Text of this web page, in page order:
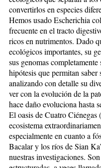
convertirlos en especies
Hemos usado Escherichia
frecuente en el tracto
ricos en nutrimentos. Dado
ecológicos importantes, su
sus genomas
hipótesis que permitan saber
analizando con detalle su
ver con la evolución de la
hace daño evoluciona hasta
El oasis de Cuatro
ecosistema
especialmente en cuanto a
Bacalar y los ríos de Sian
nuestras investigaciones.